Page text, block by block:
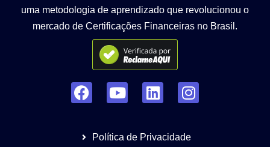
uma metodologia de aprendizado que revolucionou o
mercado de Certificações Financeiras no Brasil.
Política de Privacidade